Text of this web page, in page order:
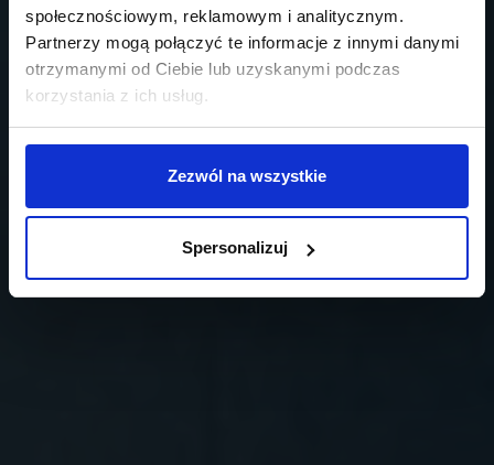
społecznościowym, reklamowym i analitycznym.
Partnerzy mogą połączyć te informacje z innymi danymi
otrzymanymi od Ciebie lub uzyskanymi podczas
korzystania z ich usług.
Zezwól na wszystkie
Spersonalizuj